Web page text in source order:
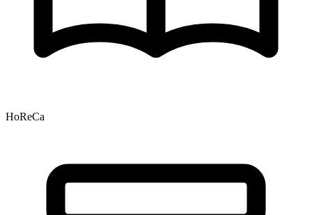
HoReCa